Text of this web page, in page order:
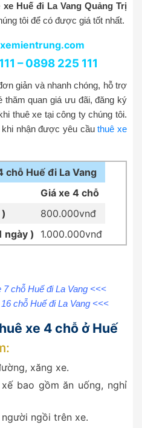
xe Huế đi La Vang Quảng Trị
tôi để có được giá tốt nhất.
– 0898 225 111
giản và nhanh chóng, hỗ trợ
thăm quan giá ưu đãi, đăng ký
thuê xe tại công ty chúng tôi.
khi nhận được yêu cầuthuê xe
chỗ Huế đi La Vang
Giá xe 4 chỗ
800.000vnđ
ngày )
1.000.000vnđ
7 chỗ Huế đi La Vang <<<
chỗ Huế đi La Vang <<<
xe 4 chỗ ở Huế
xăng xe.
bao gồm ăn uống, nghỉ
ngồi trên xe.